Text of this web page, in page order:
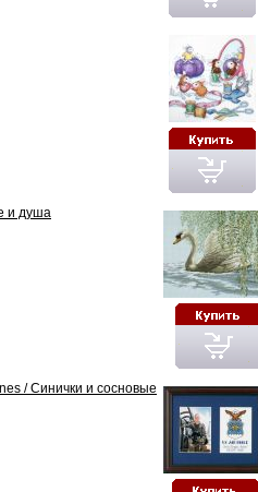
и душа
/ Синички и сосновые